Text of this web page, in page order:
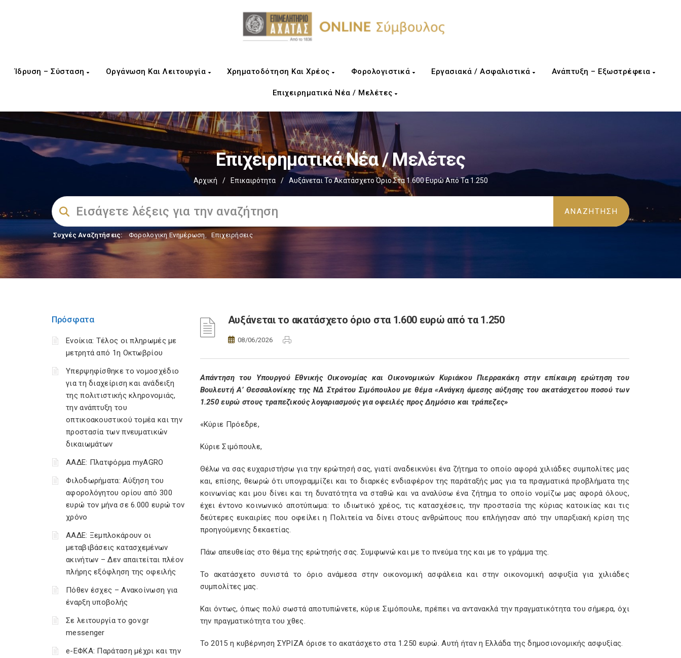
Ίδρυση – Σύσταση Οργάνωση Και Λειτουργία Χρηματοδότηση Και Χρέος Φορολογιστικά Εργασιακά / Ασφαλιστικά Ανάπτυξη – Εξωστρέφεια
Επιχειρηματικά Νέα / Μελέτες
Επιχειρηματικά Νέα / Μελέτες
Αρχική / Επικαιρότητα / Αυξάνεται Το Ακατάσχετο Όριο Στα 1.600 Ευρώ Από Τα 1.250
Συχνές Αναζητήσεις: Φορολογικη Ενημέρωση, Επιχειρήσεις
Πρόσφατα
Ενοίκια: Τέλος οι πληρωμές με
μετρητά από 1η Οκτωβρίου
Υπερψηφίσθηκε το νομοσχέδιο
για τη διαχείριση και ανάδειξη
της πολιτιστικής κληρονομιάς,
την ανάπτυξη του
οπτικοακουστικού τομέα και την
προστασία των πνευματικών
δικαιωμάτων
ΑΑΔΕ: Πλατφόρμα myAGRO
Φιλοδωρήματα: Αύξηση του
αφορολόγητου ορίου από 300
ευρώ τον μήνα σε 6.000 ευρώ τον
χρόνο
ΑΑΔΕ: Ξεμπλοκάρουν οι
μεταβιβάσεις κατασχεμένων
ακινήτων – Δεν απαιτείται πλέον
πλήρης εξόφληση της οφειλής
Πόθεν έσχες – Ανακοίνωση για
έναρξη υποβολής
Σε λειτουργία το gov.gr
messenger
e-ΕΦΚΑ: Παράταση μέχρι και την
Αυξάνεται το ακατάσχετο όριο στα 1.600 ευρώ από τα 1.250
08/06/2026
Απάντηση του Υπουργού Εθνικής Οικονομίας και Οικονομικών Κυριάκου Πιερρακάκη στην επίκαιρη ερώτηση του
Βουλευτή Α’ Θεσσαλονίκης της ΝΔ Στράτου Σιμόπουλου με θέμα «Ανάγκη άμεσης αύξησης του ακατάσχετου ποσού των
1.250 ευρώ στους τραπεζικούς λογαριασμούς για οφειλές προς Δημόσιο και τράπεζες»
«Κύριε Πρόεδρε,
Κύριε Σιμόπουλε,
Θέλω να σας ευχαριστήσω για την ερώτησή σας, γιατί αναδεικνύει ένα ζήτημα το οποίο αφορά χιλιάδες συμπολίτες μας
και, επίσης, θεωρώ ότι υπογραμμίζει και το διαρκές ενδιαφέρον της παράταξής μας για τα πραγματικά προβλήματα της
κοινωνίας και μου δίνει και τη δυνατότητα να σταθώ και να αναλύσω ένα ζήτημα το οποίο νομίζω μας αφορά όλους,
έχει έντονο κοινωνικό αποτύπωμα: το ιδιωτικό χρέος, τις κατασχέσεις, την προστασία της κύριας κατοικίας και τις
δεύτερες ευκαιρίες που οφείλει η Πολιτεία να δίνει στους ανθρώπους που επλήγησαν από την υπαρξιακή κρίση της
προηγούμενης δεκαετίας.
Πάω απευθείας στο θέμα της ερώτησής σας. Συμφωνώ και με το πνεύμα της και με το γράμμα της.
Το ακατάσχετο συνιστά το όριο ανάμεσα στην οικονομική ασφάλεια και στην οικονομική ασφυξία για χιλιάδες
συμπολίτες μας.
Και όντως, όπως πολύ σωστά αποτυπώνετε, κύριε Σιμόπουλε, πρέπει να αντανακλά την πραγματικότητα του σήμερα, όχι
την πραγματικότητα του χθες.
Το 2015 η κυβέρνηση ΣΥΡΙΖΑ όρισε το ακατάσχετο στα 1.250 ευρώ. Αυτή ήταν η Ελλάδα της δημοσιονομικής ασφυξίας.